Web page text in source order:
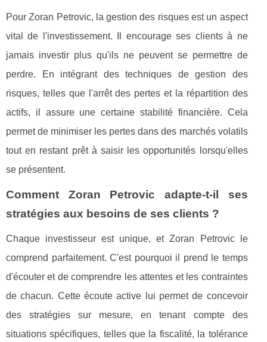
Pour Zoran Petrovic, la gestion des risques est un aspect
vital de l'investissement. Il encourage ses clients à ne
jamais investir plus qu'ils ne peuvent se permettre de
perdre. En intégrant des techniques de gestion des
risques, telles que l'arrêt des pertes et la répartition des
actifs, il assure une certaine stabilité financière. Cela
permet de minimiser les pertes dans des marchés volatils
tout en restant prêt à saisir les opportunités lorsqu'elles
se présentent.
Comment Zoran Petrovic adapte-t-il ses
stratégies aux besoins de ses clients ?
Chaque investisseur est unique, et Zoran Petrovic le
comprend parfaitement. C'est pourquoi il prend le temps
d'écouter et de comprendre les attentes et les contraintes
de chacun. Cette écoute active lui permet de concevoir
des stratégies sur mesure, en tenant compte des
situations spécifiques, telles que la fiscalité, la tolérance